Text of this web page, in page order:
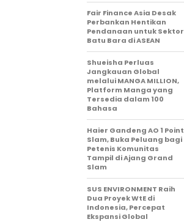
Fair Finance Asia Desak
Perbankan Hentikan
Pendanaan untuk Sektor
Batu Bara di ASEAN
Shueisha Perluas
Jangkauan Global
melalui MANGA MILLION,
Platform Manga yang
Tersedia dalam 100
Bahasa
Haier Gandeng AO 1 Point
Slam, Buka Peluang bagi
Petenis Komunitas
Tampil di Ajang Grand
Slam
SUS ENVIRONMENT Raih
Dua Proyek WtE di
Indonesia, Percepat
Ekspansi Global